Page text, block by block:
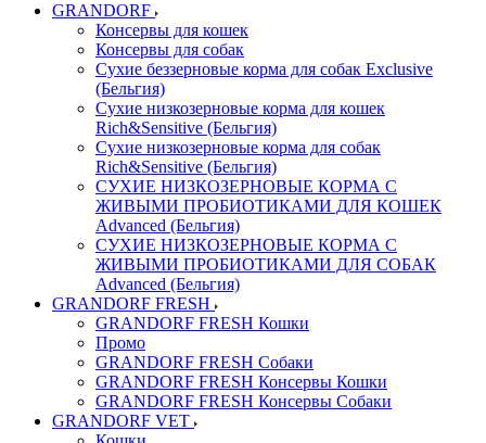
GRANDORF
Консервы для кошек
Консервы для собак
Сухие беззерновые корма для собак Exclusive
(Бельгия)
Сухие низкозерновые корма для кошек
Rich&Sensitive (Бельгия)
Сухие низкозерновые корма для собак
Rich&Sensitive (Бельгия)
СУХИЕ НИЗКОЗЕРНОВЫЕ КОРМА С
ЖИВЫМИ ПРОБИОТИКАМИ ДЛЯ КОШЕК
Advanced (Бельгия)
СУХИЕ НИЗКОЗЕРНОВЫЕ КОРМА С
ЖИВЫМИ ПРОБИОТИКАМИ ДЛЯ СОБАК
Advanced (Бельгия)
GRANDORF FRESH
GRANDORF FRESH Кошки
Промо
GRANDORF FRESH Собаки
GRANDORF FRESH Консервы Кошки
GRANDORF FRESH Консервы Собаки
GRANDORF VET